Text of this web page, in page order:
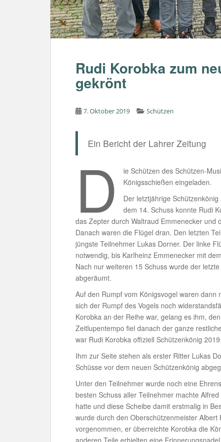
Rudi Korobka zum
gekrönt
7. Oktober 2019 Schützen
Ein Bericht der Lahrer Zeitung
D
ie Schützen des Schützen-
Königsschießen eingeladen.
Der letztjährige
dem 14. Schuss konnte Rudi
das Zepter durch Waltraud Emmenecker und
Danach waren die Flügel dran. Den letzten
jüngste Teilnehmer Lukas Dorner. Der linke
notwendig, bis Karlheinz Emmenecker mit
Nach nur weiteren 15 Schuss wurde der
abgeräumt.
Auf den Rumpf vom Königsvogel waren
sich der Rumpf des Vogels noch
Korobka an der Reihe war, gelang es ihm,
Zeitlupentempo fiel danach der ganze
war Rudi Korobka offiziell Schützenkönig 2019.
Ihm zur Seite stehen als erster Ritter Lukas
Schüsse vor dem neuen Schützenkönig
Unter den Teilnehmer wurde noch eine
besten Schuss aller Teilnehmer machte
hatte und diese Scheibe damit erstmalig in
wurde durch den Oberschützenmeister
vorgenommen, er überreichte Korobka die
anderen Teile erhielten eine Erinnerungsnadel.